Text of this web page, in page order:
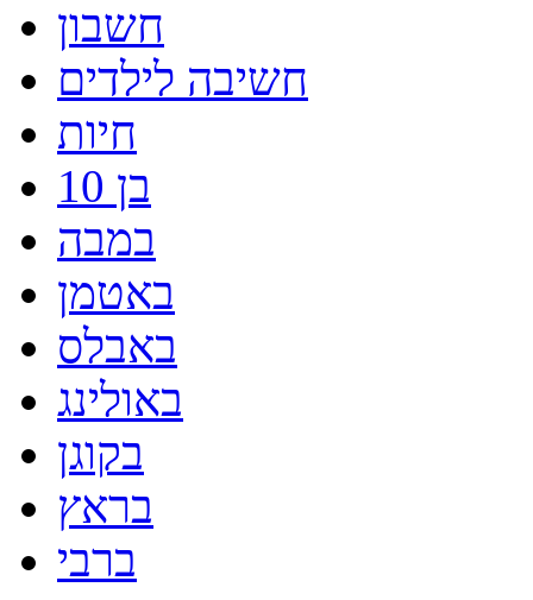
חשבון
חשיבה לילדים
חיות
בן 10
במבה
באטמן
באבלס
באולינג
בקוגן
בראץ
ברבי